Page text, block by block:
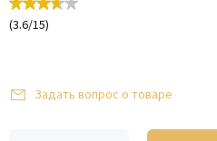
(3.6/15)
Задать вопрос о товаре